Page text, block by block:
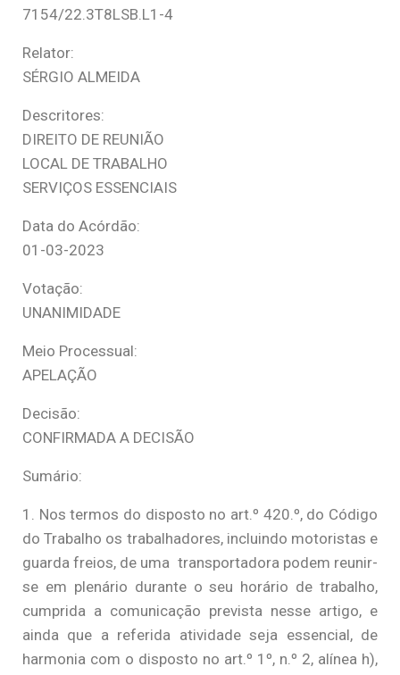
7154/22.3T8LSB.L1-4
Relator:
SÉRGIO ALMEIDA
Descritores:
DIREITO DE REUNIÃO
LOCAL DE TRABALHO
SERVIÇOS ESSENCIAIS
Data do Acórdão:
01-03-2023
Votação:
UNANIMIDADE
Meio Processual:
APELAÇÃO
Decisão:
CONFIRMADA A DECISÃO
Sumário:
1. Nos termos do disposto no art.º 420.º, do Código
do Trabalho os trabalhadores, incluindo motoristas e
guarda freios, de uma transportadora podem reunir-
se em plenário durante o seu horário de trabalho,
cumprida a comunicação prevista nesse artigo, e
ainda que a referida atividade seja essencial, de
harmonia com o disposto no art.º 1º, n.º 2, alínea h),